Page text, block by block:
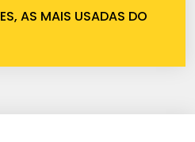
AS MAIS USADAS DO